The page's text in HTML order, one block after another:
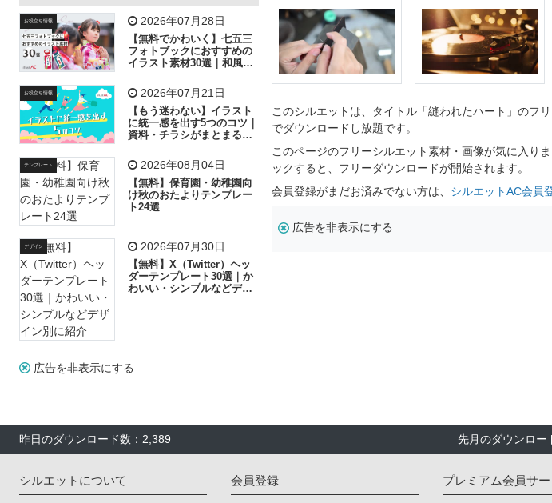
飛行機 グラフ ビル 魚 家族 書類
歩く 工場 会社 太陽 キラキラ
子供 作業員 相談 ピクトグラム
お役立ち情報 2026年07月28日
【無料でかわいく】七五三
フォトブックにおすすめの
イラスト素材30選｜和風の
お役立ち情報 2026年07月21日
【もう迷わない】イラスト
に統一感を出す5つのコツ｜
資料・チラシがまとまるフ
テンプレート 2026年08月04日
【無料】保育園・幼稚園向
け秋のおたよりテンプレー
ト24選
デザイン 2026年07月30日
【無料】X（Twitter）ヘッ
ダーテンプレート30選｜か
わいい・シンプルなどデザ
広告を非表示にする
このシルエットは、タイトル「縫われたハート」のフ
でダウンロードし放題です。
このページのフリーシルエット素材・画像が気に入り
ックすると、フリーダウンロードが開始されます。
会員登録がまだお済みでない方は、 シルエットAC会員
広告を非表示にする
昨日のダウンロード数：2,389 先月のダウンロー
シルエットについて 会員登録 プレミアム会員サー